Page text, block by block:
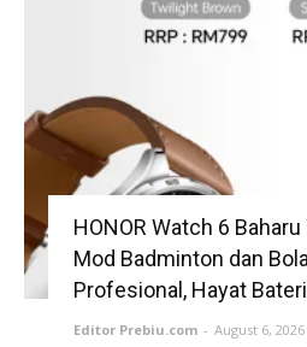
HONOR Watch 6
Mod Badminton dan
Profesional, Hayat
Editor Prebiu.com - August 6, 2026